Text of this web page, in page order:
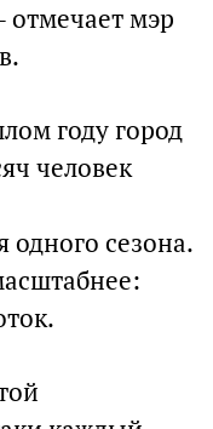
отмечает мэр
году город
человек
одного сезона.